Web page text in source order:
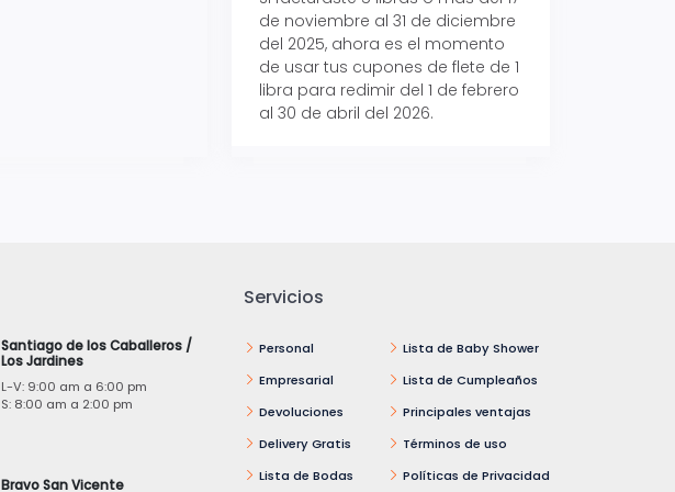
de noviembre al 31 de diciembre
del 2025, ahora es el momento
de usar tus cupones de flete de 1
libra para redimir del 1 de febrero
al 30 de abril del 2026.
Santiago de los Caballeros /
Los Jardines
L-V: 9:00 am a 6:00 pm
S: 8:00 am a 2:00 pm
Bravo San Vicente
Servicios
Personal
Empresarial
Devoluciones
Delivery Gratis
Lista de Bodas
Lista de Baby Shower
Lista de Cumpleaños
Principales ventajas
Términos de uso
Políticas de Privacidad